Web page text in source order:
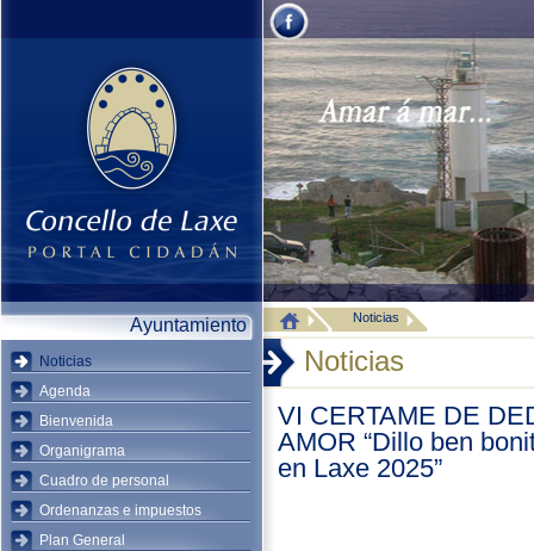
Ayuntamiento
Noticias
Agenda
Bienvenida
Organigrama
Cuadro de personal
Ordenanzas e impuestos
Plan General
Noticias
Noticias
VI CERTAME DE
AMOR “Dillo ben
en Laxe 2025”